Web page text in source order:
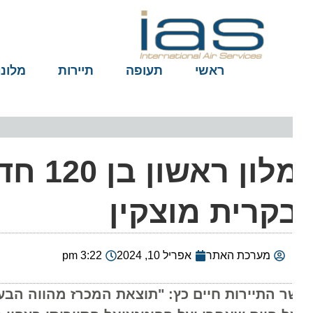
ראשי תעופה תיירות מלונות
מלון
מוצקין
מערכת האתר אפריל 10, 2024 3:22 pm
התיירות חיים כץ: "תוצאת המכרז מהווה הבעת